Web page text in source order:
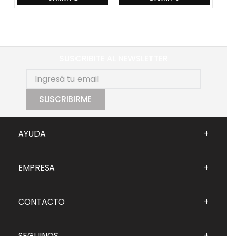
SUSCRIBIRME
AYUDA +
EMPRESA +
CONTACTO +